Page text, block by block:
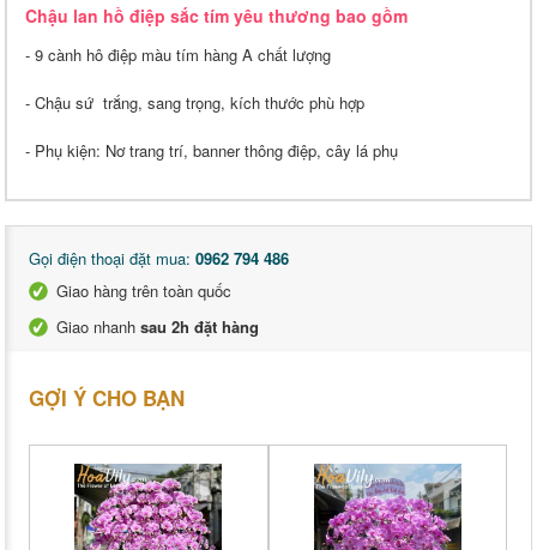
Chậu lan hồ điệp sắc tím yêu thương bao gồm
- 9 cành hô điệp màu tím hàng A chất lượng
- Chậu sứ trắng, sang trọng, kích thước phù hợp
- Phụ kiện: Nơ trang trí, banner thông điệp, cây lá phụ
Gọi điện thoại đặt mua: 0962 794 486
Giao hàng trên toàn quốc
Giao nhanh sau 2h đặt hàng
GỢI Ý CHO BẠN